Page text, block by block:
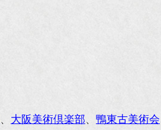
『花時間』7月号
、 大阪美術倶楽部、 鴨東古美術会